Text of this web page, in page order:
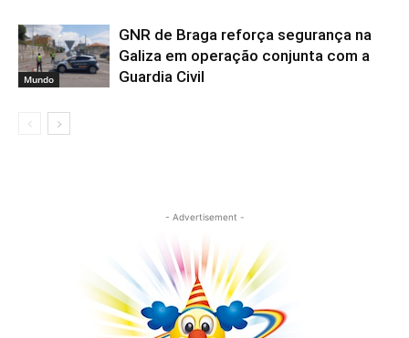
Mundo
GNR de Braga reforça segurança na
Galiza em operação conjunta com a
Guardia Civil
- Advertisement -